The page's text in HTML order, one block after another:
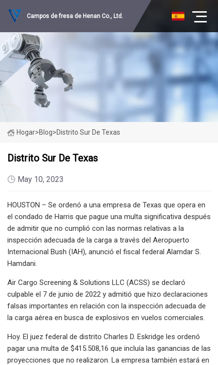
Campos de fresa de Henan Co., Ltd.
Hogar>Blog>Distrito Sur De Texas
Distrito Sur De Texas
May 10, 2023
HOUSTON – Se ordenó a una empresa de Texas que opera en
el condado de Harris que pague una multa significativa después
de admitir que no cumplió con las normas relativas a la
inspección adecuada de la carga a través del Aeropuerto
Internacional Bush (IAH), anunció el fiscal federal Alamdar S.
Hamdani.
Air Cargo Screening & Solutions LLC (ACSS) se declaró
culpable el 7 de junio de 2022 y admitió que hizo declaraciones
falsas importantes en relación con la inspección adecuada de
la carga aérea en busca de explosivos en vuelos comerciales.
Hoy. El juez federal de distrito Charles D. Eskridge les ordenó
pagar una multa de $415.508,16 que incluía las ganancias de las
proyecciones que no realizaron. La empresa también estará en